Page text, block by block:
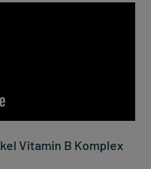
Vitamin B Komplex